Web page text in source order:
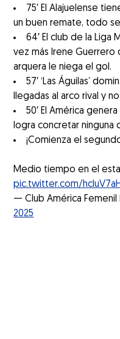
75′ El Alajuelense
un buen remate, todo
64′ El club de la Liga
vez más Irene Guerrero
arquera le niega el gol.
57′ ‘Las Águilas’
llegadas al arco rival y
50′ El América
logra concretar ninguna
¡Comienza el
Medio tiempo en el
pic.twitter.com/
— Club América Femenil
2025